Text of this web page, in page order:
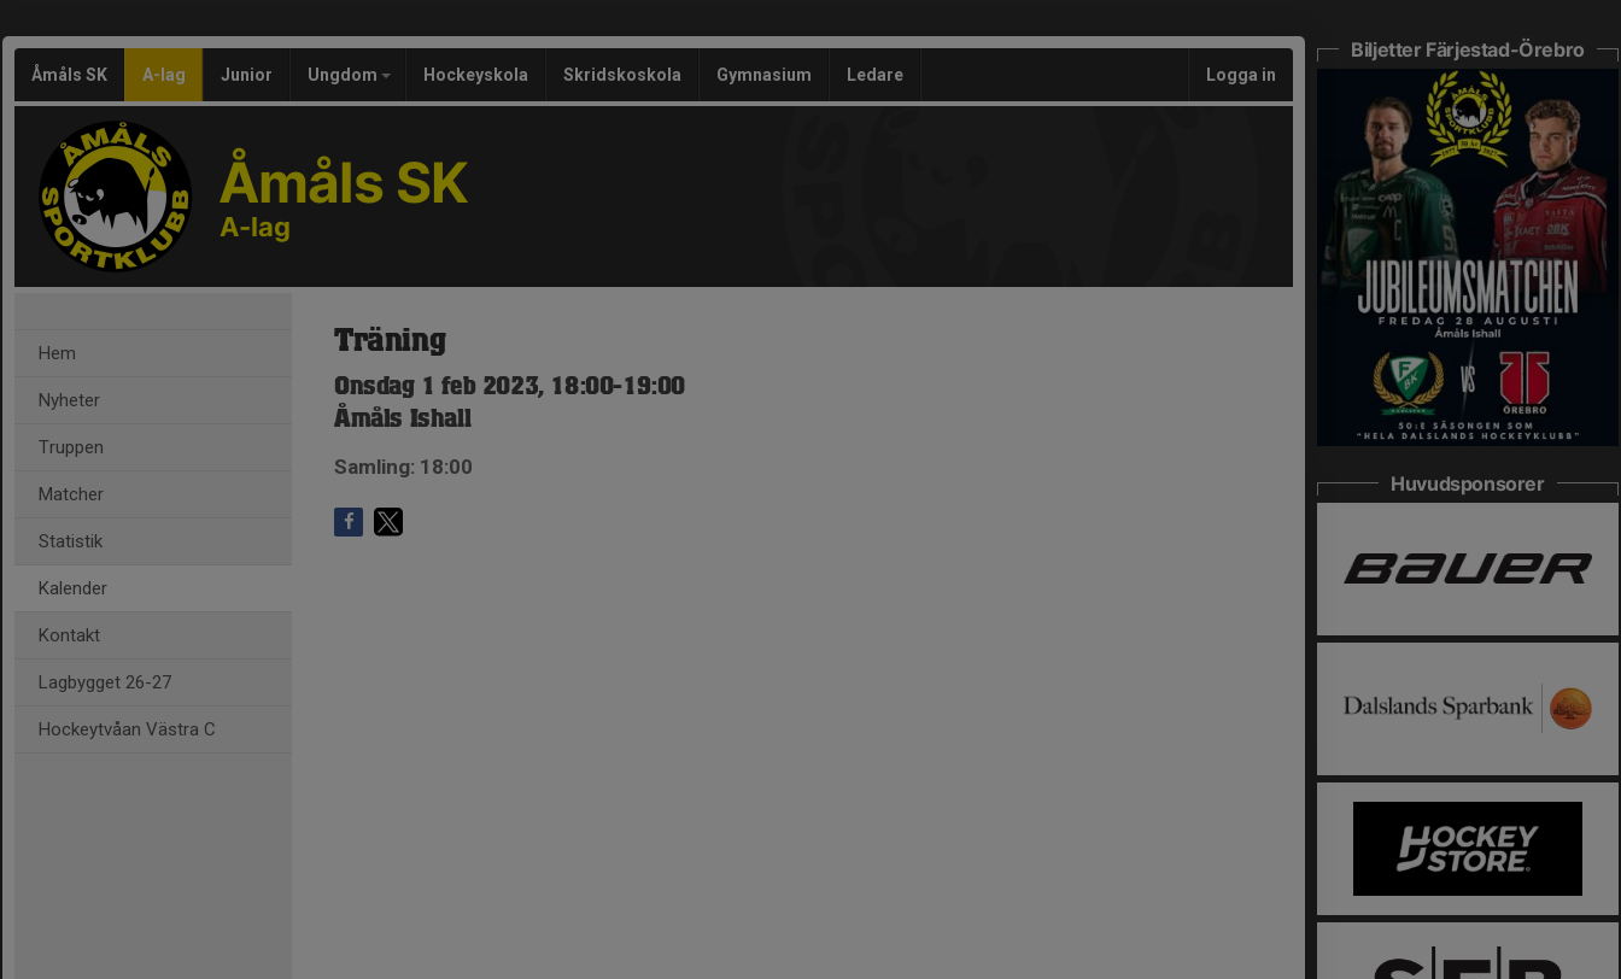
Åmåls SK A-lag Junior Ungdom Hockeyskola Skridskoskola Gymnasium Ledare Logga in
Åmåls SK
A-lag
Hem
Nyheter
Truppen
Matcher
Statistik
Kalender
Kontakt
Lagbygget 26-27
Hockeytvåan Västra C
Träning
Onsdag 1 feb 2023, 18:00-19:00
Åmåls Ishall
Samling: 18:00
Biljetter Färjestad-Örebro
Huvudsponsorer